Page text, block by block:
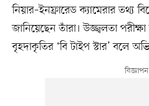
নিয়ার–ইনফ্রারেড ক্যামেরার তথ্য
জানিয়েছেন তাঁরা। উজ্জ্বলতা
বৃহদাকৃতির ‘বি টাইপ স্টার’ বলে